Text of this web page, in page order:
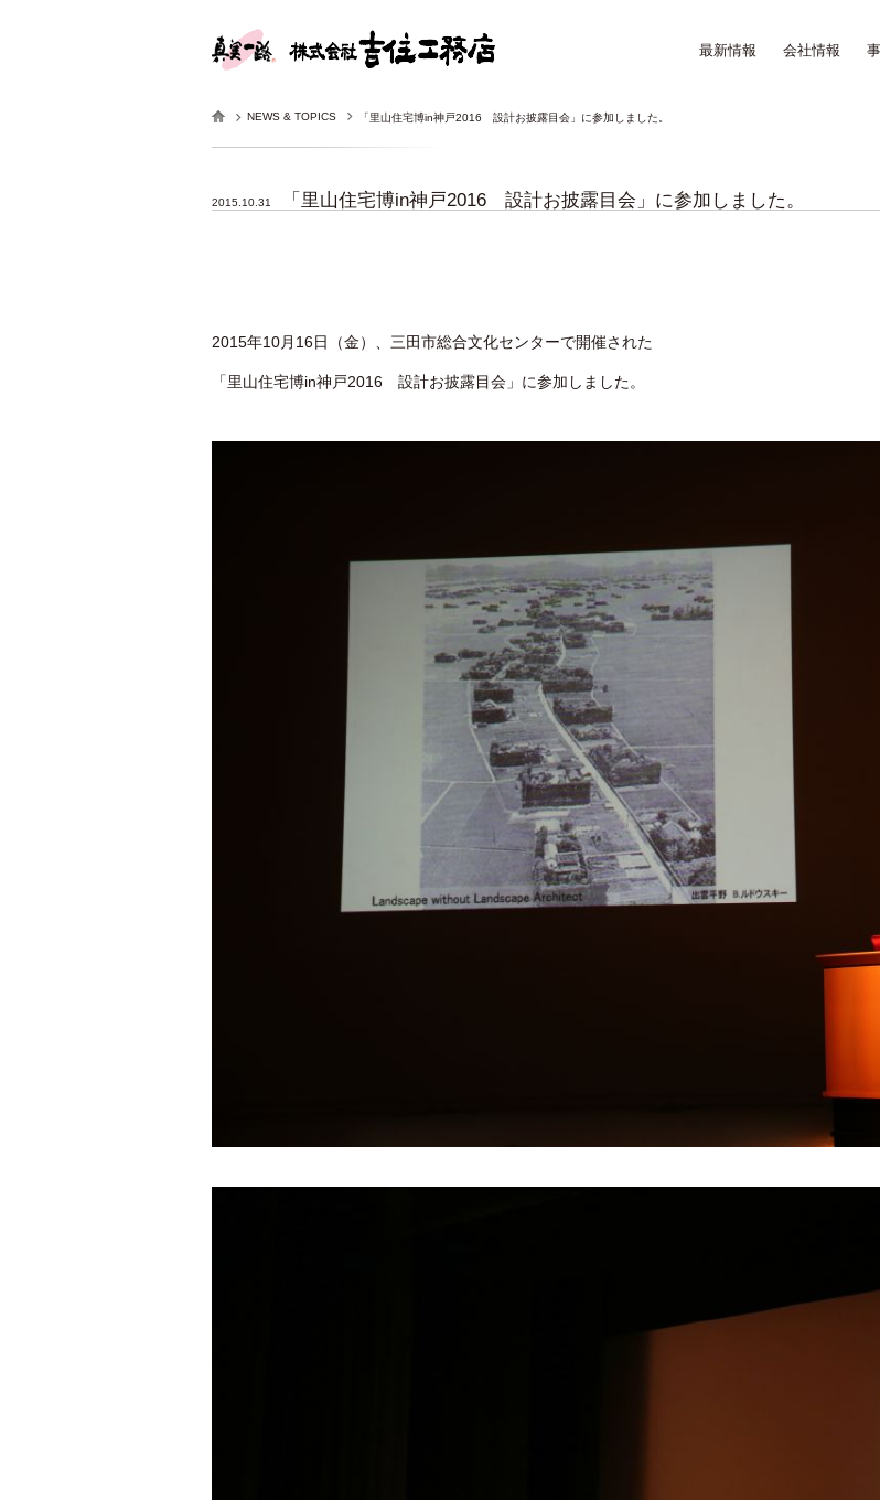
最新情報 会社情報
NEWS & TOPICS 「里山住宅博in神戸2016 設計お披露目会」に参加しました。
2015.10.31 「里山住宅博in神戸2016 設計お披露目会」に参加しました。
2015年10月16日（金）、三田市総合文化センターで開催された
「里山住宅博in神戸2016 設計お披露目会」に参加しました。